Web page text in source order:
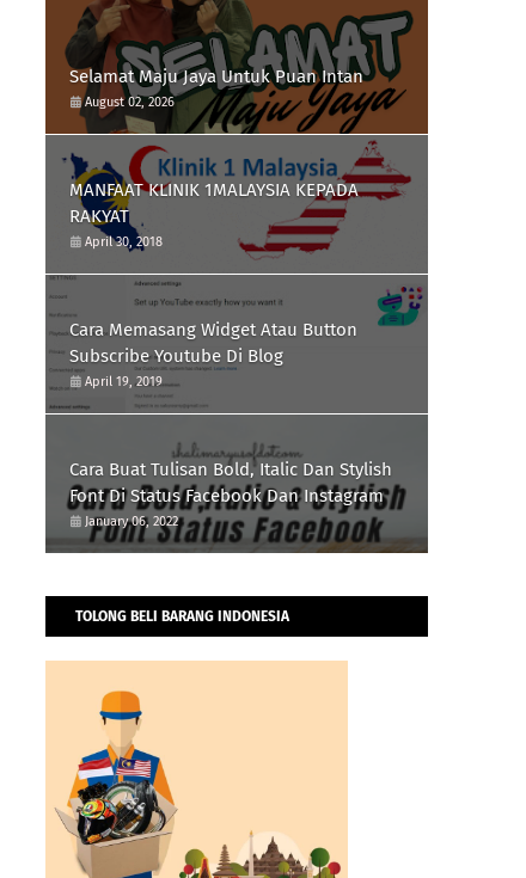
Selamat Maju Jaya Untuk Puan Intan
August 02, 2026
MANFAAT KLINIK 1MALAYSIA KEPADA
RAKYAT
April 30, 2018
Cara Memasang Widget Atau Button
Subscribe Youtube Di Blog
April 19, 2019
Cara Buat Tulisan Bold, Italic Dan Stylish
Font Di Status Facebook Dan Instagram
January 06, 2022
TOLONG BELI BARANG INDONESIA